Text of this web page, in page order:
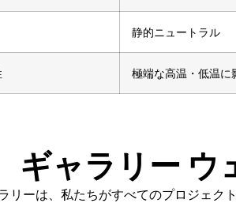
静的ニュートラル
極端な高温・低温に
ギャラリー ウ
リーは、私たちがすべてのプロジェク